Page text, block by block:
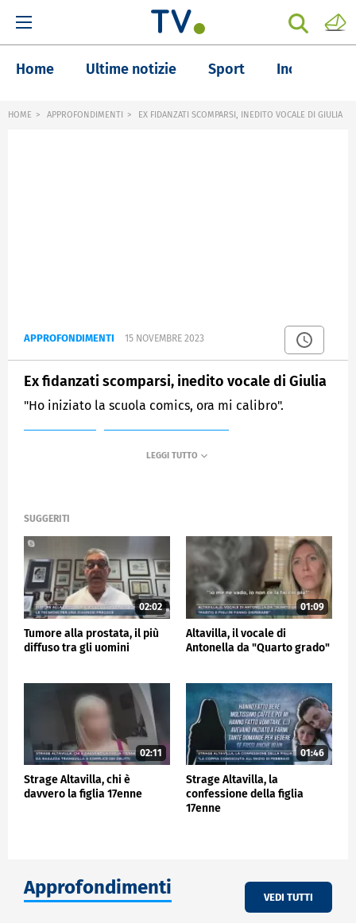
Home Ultime notizie Sport Inchieste
HOME APPROFONDIMENTI EX FIDANZATI SCOMPARSI, INEDITO VOCALE DI GIULIA
APPROFONDIMENTI 15 NOVEMBRE 2023
Ex fidanzati scomparsi, inedito vocale di Giulia
"Ho iniziato la scuola comics, ora mi calibro".
SUGGERITI
02:02
Tumore alla prostata, il più
diffuso tra gli uomini
01:09
Altavilla, il vocale di
Antonella da "Quarto grado"
02:11
Strage Altavilla, chi è
davvero la figlia 17enne
01:46
Strage Altavilla, la
confessione della figlia
17enne
Approfondimenti VEDI TUTTI